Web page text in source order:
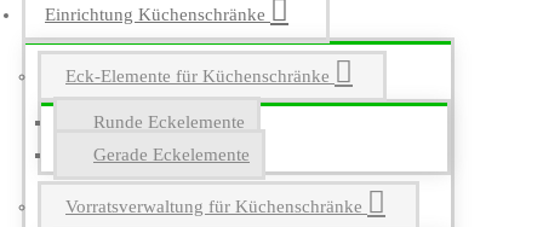
Einrichtung Küchenschränke
Eck-Elemente für Küchenschränke
Runde Eckelemente
Gerade Eckelemente
Vorratsverwaltung für Küchenschränke